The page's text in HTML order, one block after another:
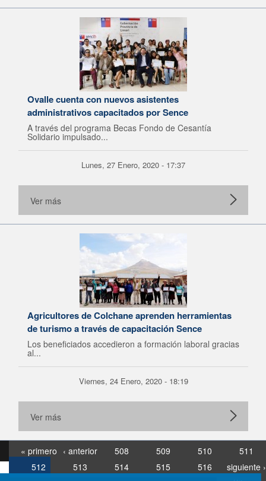
Ovalle cuenta con nuevos asistentes
administrativos capacitados por Sence
A través del programa Becas Fondo de Cesantía
Solidario impulsado...
Lunes, 27 Enero, 2020 - 17:37
Ver más
Agricultores de Colchane aprenden herramientas
de turismo a través de capacitación Sence
Los beneficiados accedieron a formación laboral gracias
al...
Viernes, 24 Enero, 2020 - 18:19
Ver más
« primero ‹ anterior 508 509 510
511
512
513 514 515 516
siguiente ›